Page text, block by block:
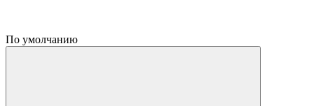
По умолчанию